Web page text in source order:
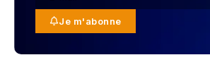
Je m'abonne